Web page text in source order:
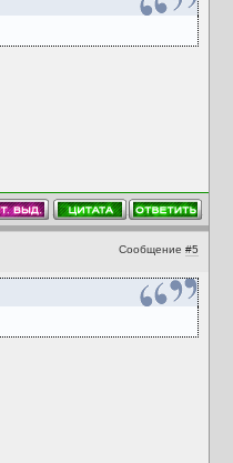
Сообщение #5